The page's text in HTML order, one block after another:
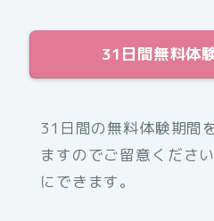
31日間無料体
31日間の無料体験期間
ますのでご留意くださ
にできます。